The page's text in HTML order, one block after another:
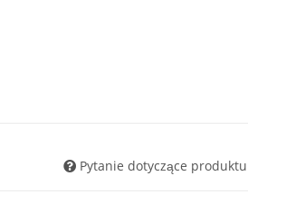
Pytanie dotyczące produktu